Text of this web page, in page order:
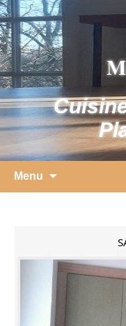
Skip
to
content
Menu